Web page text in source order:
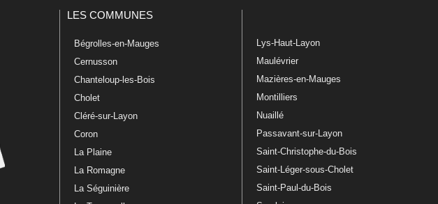
LES COMMUNES
Bégrolles-en-Mauges
Cernusson
Chanteloup-les-Bois
Cholet
Cléré-sur-Layon
Coron
La Plaine
La Romagne
La Séguinière
Lys-Haut-Layon
Maulévrier
Mazières-en-Mauges
Montilliers
Nuaillé
Passavant-sur-Layon
Saint-Christophe-du-Bois
Saint-Léger-sous-Cholet
Saint-Paul-du-Bois